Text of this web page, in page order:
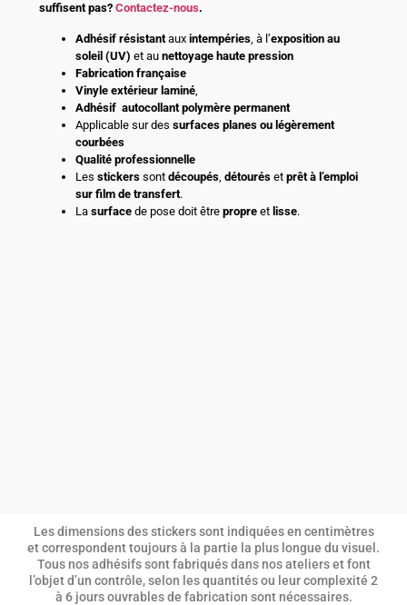
suffisent pas? Contactez-nous.
Adhésif résistantaux intempéries, à l’exposition au
soleil (UV) et au nettoyage haute pression
Fabrication française
Vinyle extérieur laminé,
Adhésif autocollant polymère permanent
Applicable sur des surfaces planes ou légèrement
courbées
Qualité professionnelle
Les stickerssont découpés, détouréset prêt à l’emploi
sur film de transfert.
La surfacede pose doit être propreet lisse.
Les dimensions des stickers sont indiquées en centimètres
et correspondent toujours à la partie la plus longue du visuel.
Tous nos adhésifs sont fabriqués dans nos ateliers et font
l’objet d’un contrôle, selon les quantités ou leur complexité 2
à 6 jours ouvrables de fabrication sont nécessaires.